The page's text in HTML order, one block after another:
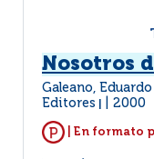
Nosotros
Galeano, Eduardo
Editores
2000
| En formato